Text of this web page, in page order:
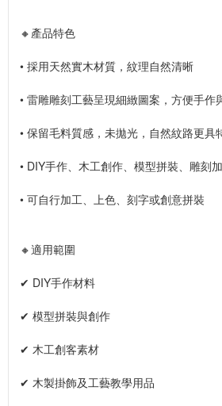
🔸產品特色
• 採用天然實木材質，紋理自然清晰
• 雷雕雕刻工藝呈現細緻圖案，方便手作
• 保留毛料質感，未拋光，自然紋路更具
• DIY手作、木工創作、模型拼裝、雕刻
• 可自行加工、上色、刻字或創意拼裝
🔸適用範圍
✔ DIY手作材料
✔ 模型拼裝與創作
✔ 木工創客素材
✔ 木製掛飾及工藝教學用品